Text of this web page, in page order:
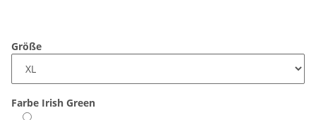
Größe
Farbe Irish Green